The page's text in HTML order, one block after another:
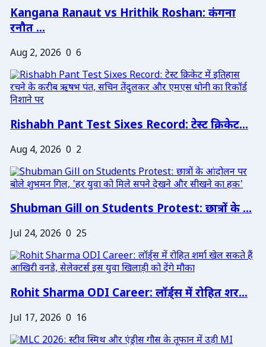
Kangana Ranaut vs Hrithik Roshan: कंगना
रनौत ...
Aug 2, 2026 0 6
Rishabh Pant Test Sixes Record: टेस्ट क्रिकेट...
Aug 4, 2026 0 2
Shubman Gill on Students Protest: छात्रों के ...
Jul 24, 2026 0 25
Rohit Sharma ODI Career: लॉर्ड्स में रोहित शर...
Jul 17, 2026 0 16